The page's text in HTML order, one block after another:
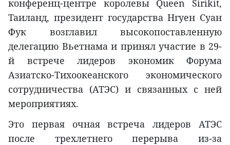
конференц-центре королевы Queen Sirikit,
Таиланд, президент государства Нгуен Суан
Фук возглавил высокопоставленную
делегацию Вьетнама и принял участие в 29-
й встрече лидеров экономик Форума
Азиатско-Тихоокеанского экономического
сотрудничества (АТЭС) и связанных с ней
мероприятиях.
Это первая очная встреча лидеров АТЭС
после трехлетнего перерыва из-за